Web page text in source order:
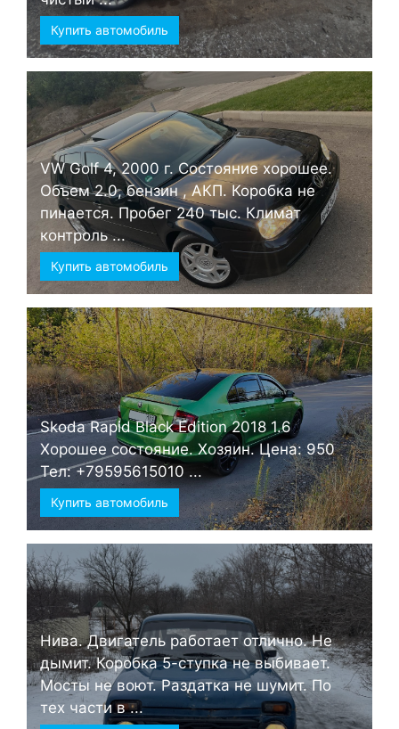
Купить автомобиль
VW Golf 4, 2000 г. Состояние хорошее.
Объем 2.0, бензин , АКП. Коробка не
пинается. Пробег 240 тыс. Климат
контроль ...
Купить автомобиль
Skoda Rapid Black Edition 2018 1.6
Хорошее состояние. Хозяин. Цена: 950
Тел: +79595615010 ...
Купить автомобиль
Нива. Двигатель работает отлично. Не
дымит. Коробка 5-ступка не выбивает.
Мосты не воют. Раздатка не шумит. По
тех части в ...